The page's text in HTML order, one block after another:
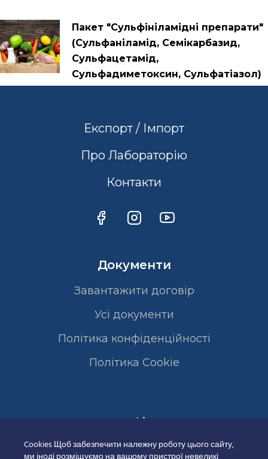
Пакет "Сульфініламідні препарати"
(Сульфаніламід, Семікарбазид,
Сульфацетамід,
Сульфадиметоксин, Сульфатіазол)
Експорт / Імпорт
Про Лабораторію
Контакти
Документи
Завантажити договір
Усі документи
Політика конфіденційності
Полiтика Cookie
Сертифікати
Cookies Щоб забезпечити належну роботу цього сайту,